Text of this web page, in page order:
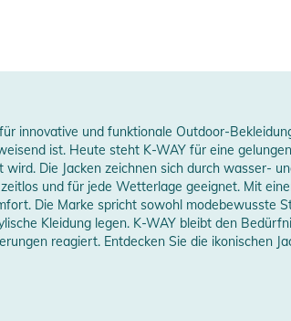
Platz für Ihre
in der Freizeit.
Produkt.
innovative und funktionale Outdoor-
ist. Heute steht K-WAY für eine
Die Jacken zeichnen sich durch wasser-
und für jede Wetterlage geeignet. Mit
Die Marke spricht sowohl modebewusste
Kleidung legen. K-WAY bleibt den
reagiert. Entdecken Sie die ikonischen